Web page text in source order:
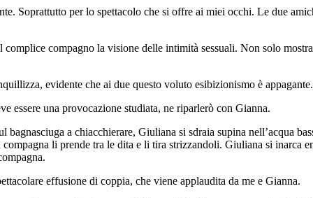
Soprattutto per lo spettacolo che si offre ai miei occhi. Le due
compagno la visione delle intimità sessuali. Non solo
evidente che ai due questo voluto esibizionismo è appagante.
essere una provocazione studiata, ne riparlerò con Gianna.
a chiacchierare, Giuliana si sdraia supina nell’acqua
li prende tra le dita e li tira strizzandoli. Giuliana si inarca
effusione di coppia, che viene applaudita da me e Gianna.